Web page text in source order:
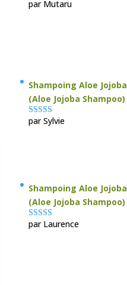
Note4sur
par Mutaru
Shampoing Aloe Jojoba
(Aloe Jojoba Shampoo)
Note5sur 5
par Sylvie
Shampoing Aloe Jojoba
(Aloe Jojoba Shampoo)
Note5sur 5
par Laurence